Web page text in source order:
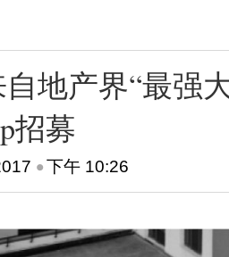
地产界“最强
招募
•下午 10:26